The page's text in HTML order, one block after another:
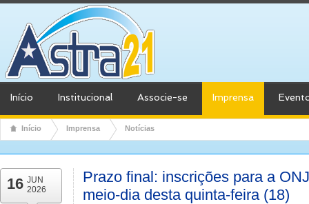
Início Institucional Associe-se Imprensa
Início Imprensa Notícias
16 JUN
2026
Prazo final: inscrições para a
meio-dia desta quinta-feira (18)